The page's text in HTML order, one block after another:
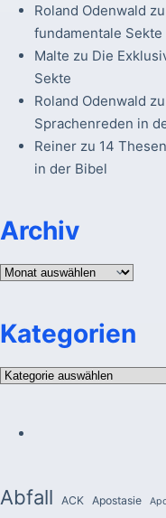
Roland Odenwald zu
fundamentale Sekte
Malte zu Die
Sekte
Roland Odenwald zu
Sprachenreden in
Reinerzu 14
in der Bibel
Archiv
Archiv
Kategorien
Kategorien
Abfall ACK Apostasie